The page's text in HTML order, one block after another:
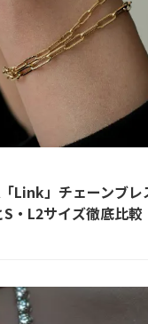
Link」チェーンブ
・L2サイズ徹底比較